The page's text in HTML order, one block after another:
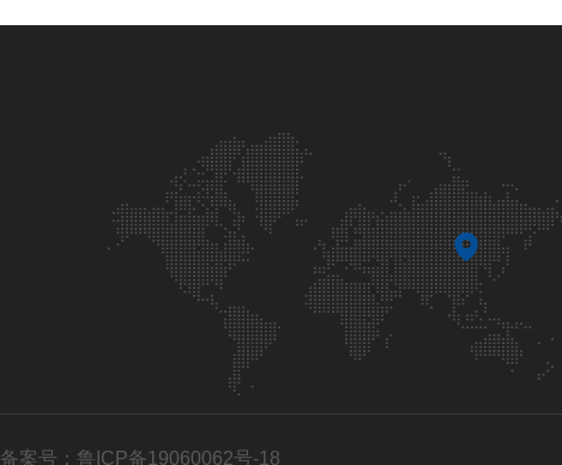
备案号：鲁ICP备19060062号-18